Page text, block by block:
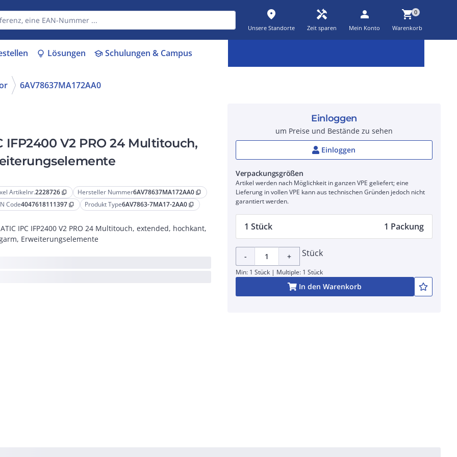
place
Unsere Standorte
handyman
Zeit sparen
person
Mein Konto
shopping_cart0
Warenkorb
lightbulb Lösungen schoolSchulungen & Campus
6AV78637MA172AA0
IFP2400 V2 PRO 24 Multitouch,
Artikelnr.2228726 content_copy Hersteller Nummer6AV78637MA172AA0 content_copy
Code4047618111397 content_copy Produkt Type6AV7863-7MA17-2AA0 content_copy
IPC IFP2400 V2 PRO 24 Multitouch, extended, hochkant,
Erweiterungselemente
Einloggen
um Preise und Bestände zu sehen
Einloggen
Verpackungsgrößen
Artikel werden nach Möglichkeit in ganzen VPE geliefert; eine
Lieferung in vollen VPE kann aus technischen Gründen jedoch nicht
garantiert werden.
1 Stück 1 Packung
- + Stück
Min: 1 Stück | Multiple: 1 Stück
In den Warenkorb